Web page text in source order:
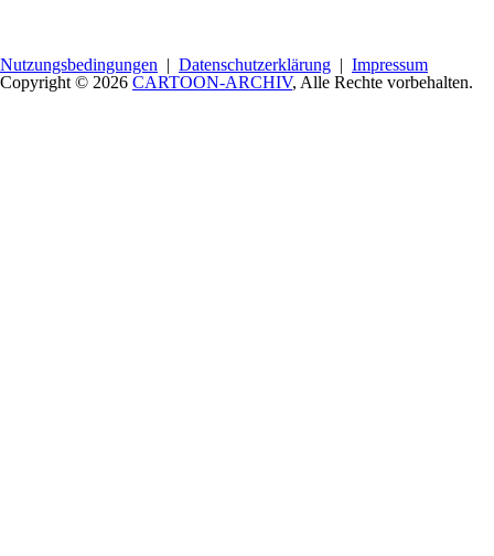
Nutzungsbedingungen | Datenschutzerklärung | Impressum
Copyright © 2026 CARTOON-ARCHIV, Alle Rechte vorbehalten.